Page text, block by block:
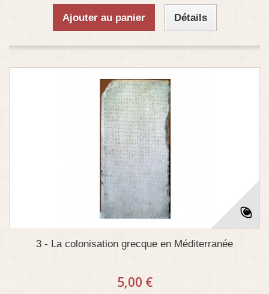
Ajouter au panier Détails
3 - La colonisation grecque en Méditerranée
5,00 €